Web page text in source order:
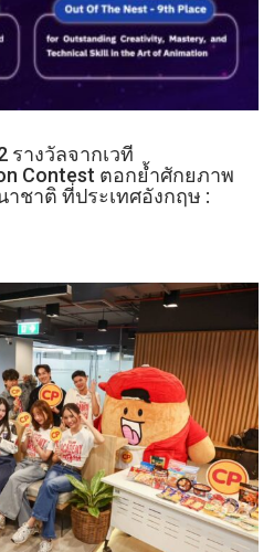
รางวัลจากเวที
Contest ตอกย้ำศักยภาพ
ชาติ ที่ประเทศอังกฤษ :